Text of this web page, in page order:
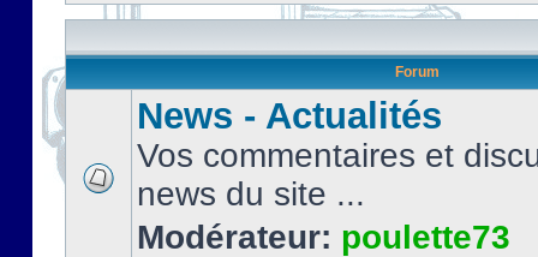
Forum
News - Actualités
Vos commentaires et
news du site ...
Modérateur: poulette73